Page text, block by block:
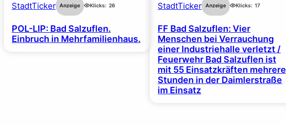
StadtTicker Anzeige Klicks: 26
POL-LIP: Bad Salzuflen.
Einbruch in Mehrfamilienhaus.
StadtTicker Anzeige Klicks: 17
FF Bad Salzuflen: Vier
Menschen bei Verrauchung
einer Industriehalle verletzt /
Feuerwehr Bad Salzuflen ist
mit 55 Einsatzkräften mehrere
Stunden in der Daimlerstraße
im Einsatz